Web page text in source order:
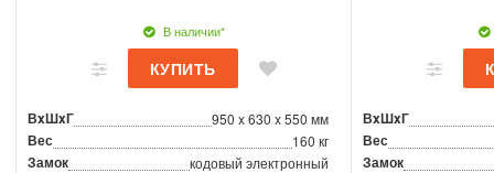
В наличии*
ВxШxГ 950 x 630 x 550 мм
Вес 160 кг
Замок кодовый электронный
ВxШxГ
Вес
Замок